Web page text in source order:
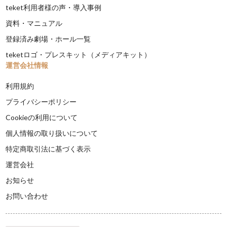
teket利用者様の声・導入事例
資料・マニュアル
登録済み劇場・ホール一覧
teketロゴ・プレスキット（メディアキット）
運営会社情報
利用規約
プライバシーポリシー
Cookieの利用について
個人情報の取り扱いについて
特定商取引法に基づく表示
運営会社
お知らせ
お問い合わせ